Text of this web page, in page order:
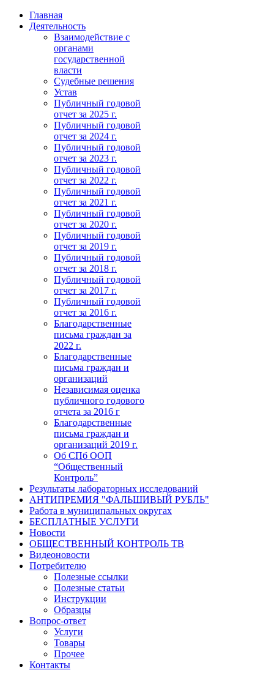
Главная
Деятельность
Взаимодействие с
органами
государственной
власти
Судебные решения
Устав
Публичный годовой
отчет за 2025 г.
Публичный годовой
отчет за 2024 г.
Публичный годовой
отчет за 2023 г.
Публичный годовой
отчет за 2022 г.
Публичный годовой
отчет за 2021 г.
Публичный годовой
отчет за 2020 г.
Публичный годовой
отчет за 2019 г.
Публичный годовой
отчет за 2018 г.
Публичный годовой
отчет за 2017 г.
Публичный годовой
отчет за 2016 г.
Благодарственные
письма граждан за
2022 г.
Благодарственные
письма граждан и
организаций
Независимая оценка
публичного годового
отчета за 2016 г
Благодарственные
письма граждан и
организаций 2019 г.
Об СПб ООП
“Общественный
Контроль”
Результаты лабораторных исследований
АНТИПРЕМИЯ "ФАЛЬШИВЫЙ РУБЛЬ"
Работа в муниципальных округах
БЕСПЛАТНЫЕ УСЛУГИ
Новости
ОБЩЕСТВЕННЫЙ КОНТРОЛЬ ТВ
Видеоновости
Потребителю
Полезные ссылки
Полезные статьи
Инструкции
Образцы
Вопрос-ответ
Услуги
Товары
Прочее
Контакты